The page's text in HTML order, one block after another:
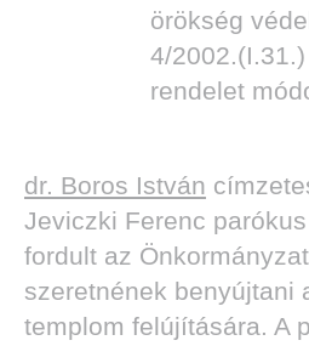
örökség
4/
rendelet
dr. Boros István
Jeviczki Ferenc
fordult az
szeretnének benyújtani
templom felújítására. A